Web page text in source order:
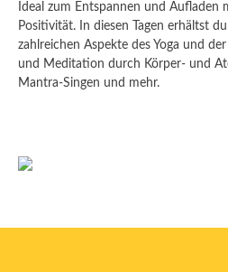
Ideal zum Entspannen und Aufladen
Positivität. In diesen Tagen erhältst
zahlreichen Aspekte des Yoga und
und Meditation durch Körper- und
Mantra-Singen und mehr.